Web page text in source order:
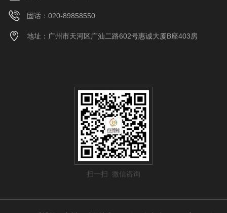
固话：020-89858550
地址：广州市天河区广汕二路602号惠诚大厦B座403房
扫一扫 微信咨询